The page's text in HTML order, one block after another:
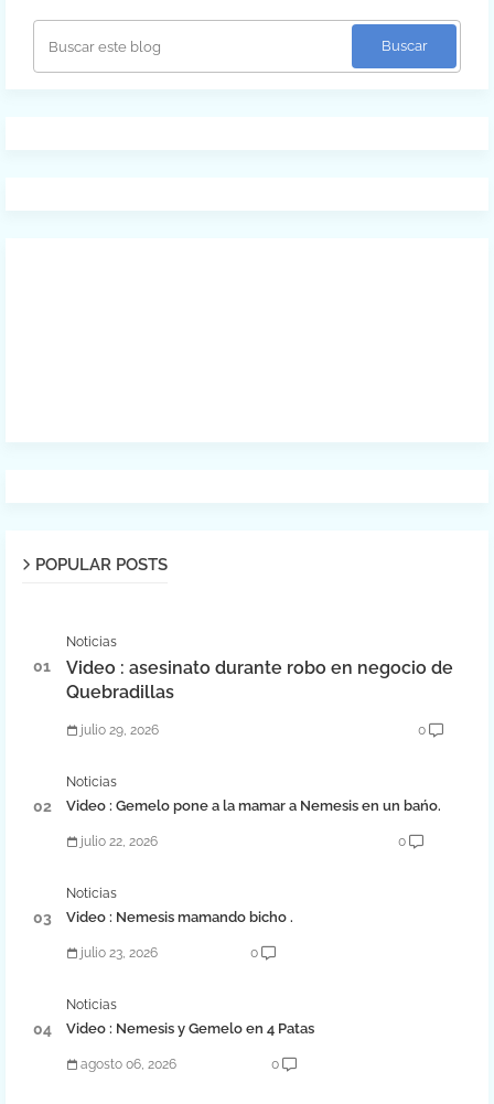
POPULAR POSTS
Noticias
Video : asesinato durante robo en negocio de
Quebradillas
julio 29, 2026 0
Noticias
Video : Gemelo pone a la mamar a Nemesis en un bańo.
julio 22, 2026 0
Noticias
Video : Nemesis mamando bicho .
julio 23, 2026 0
Noticias
Video : Nemesis y Gemelo en 4 Patas
agosto 06, 2026 0